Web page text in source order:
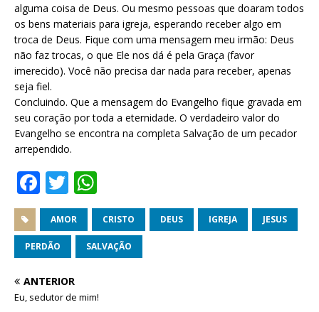
alguma coisa de Deus. Ou mesmo pessoas que doaram todos
os bens materiais para igreja, esperando receber algo em
troca de Deus. Fique com uma mensagem meu irmão: Deus
não faz trocas, o que Ele nos dá é pela Graça (favor
imerecido). Você não precisa dar nada para receber, apenas
seja fiel.
Concluindo. Que a mensagem do Evangelho fique gravada em
seu coração por toda a eternidade. O verdadeiro valor do
Evangelho se encontra na completa Salvação de um pecador
arrependido.
F
a
c
e
b
o
T
w
it
te
r
h
at
s
p
AMOR CRISTO DEUS IGREJA JESUS
PERDÃO SALVAÇÃO
ANTERIOR
Eu, sedutor de mim!